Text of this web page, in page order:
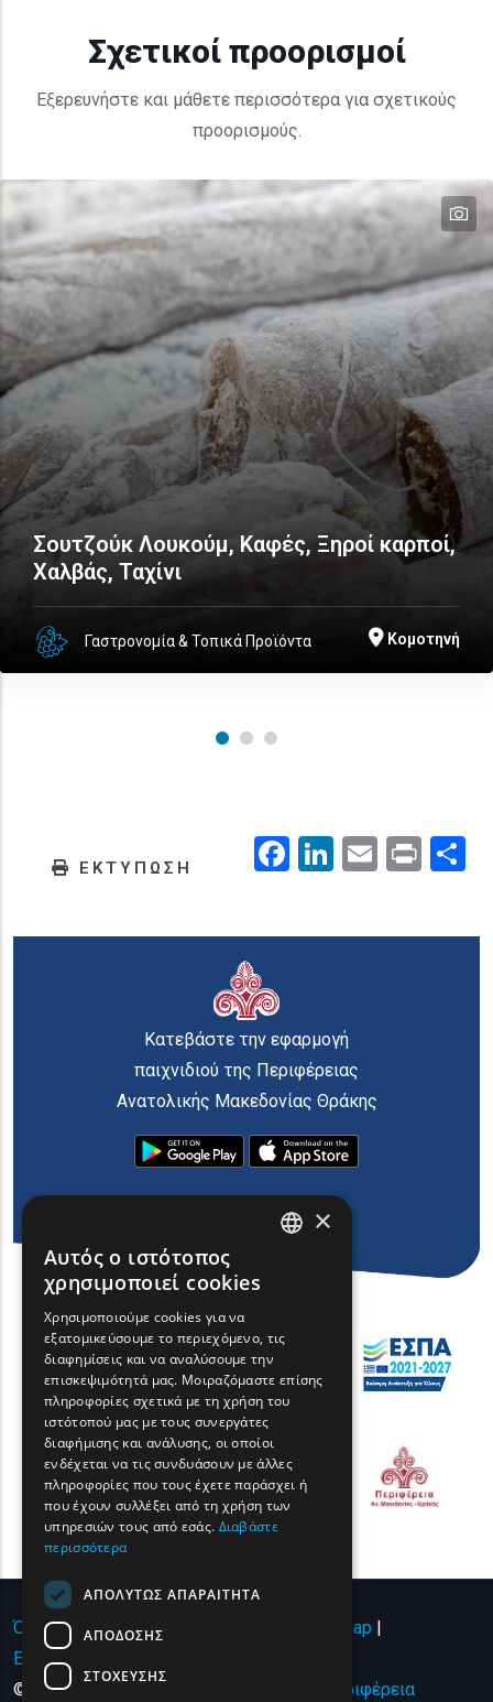
Σχετικοί προορισμοί
Εξερευνήστε και μάθετε περισσότερα για σχετικούς
προορισμούς.
Σουτζούκ Λουκούμ, Καφές, Ξηροί καρποί,
Χαλβάς, Ταχίνι
Γαστρονομία & Τοπικά Προϊόντα Κομοτηνή
ΕΚΤΥΠΩΣΗ Facebook
LinkedIn
EmailPrint
Κατεβάστε την εφαρμογή
παιχνιδιού της Περιφέρειας
Ανατολικής Μακεδονίας Θράκης
Όροι χρήσης | Πολιτική Απορρήτου Sitemap |
Επικοινωνία
© Copyright 2024 - All Rights Reserved
Περιφέρεια
FRENCH
BULGARIAN
ROMANIAN
TURKISH
×
Αυτός ο ιστότοπος
χρησιμοποιεί cookies
Χρησιμοποιούμε cookies για να
εξατομικεύσουμε το περιεχόμενο, τις
διαφημίσεις και να αναλύσουμε την
επισκεψιμότητά μας. Μοιραζόμαστε επίσης
πληροφορίες σχετικά με τη χρήση του
ιστότοπού μας με τους συνεργάτες
διαφήμισης και ανάλυσης, οι οποίοι
ενδέχεται να τις συνδυάσουν με άλλες
πληροφορίες που τους έχετε παράσχει ή
που έχουν συλλέξει από τη χρήση των
υπηρεσιών τους από εσάς. Διαβάστε
περισσότερα
ΑΠΟΛΎΤΩΣ ΑΠΑΡΑΊΤΗΤΑ
ΑΠΌΔΟΣΗΣ
ΣΤΌΧΕΥΣΗΣ